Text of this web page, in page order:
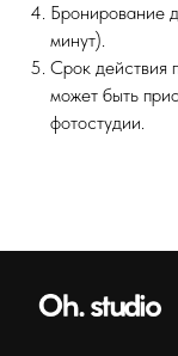
Бронирование
минут).
Срок действия
может быть
фотостудии.